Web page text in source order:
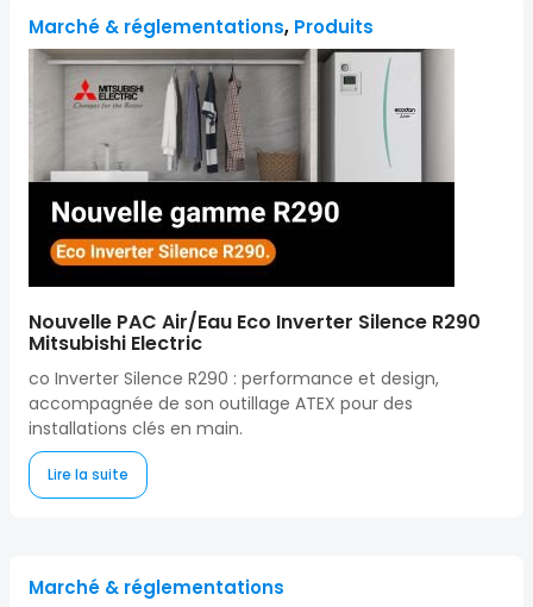
Marché & réglementations, Produits
Nouvelle PAC Air/Eau Eco Inverter Silence R290
Mitsubishi Electric
co Inverter Silence R290 : performance et design,
accompagnée de son outillage ATEX pour des
installations clés en main.
Lire la suite
Marché & réglementations